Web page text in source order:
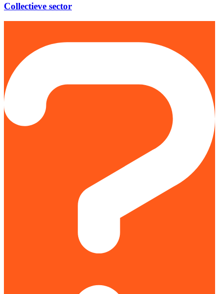
Collectieve sector